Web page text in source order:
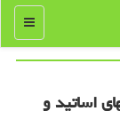
منو
اساتید و